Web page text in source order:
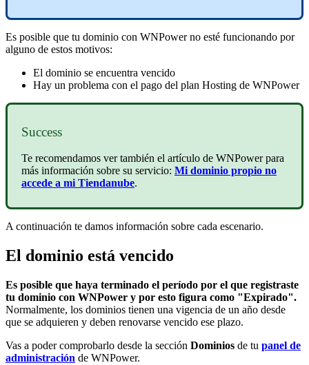
Es posible que tu dominio con WNPower no esté funcionando por
alguno de estos motivos:
El dominio se encuentra vencido
Hay un problema con el pago del plan Hosting de WNPower
Success
Te recomendamos ver también el artículo de WNPower para
más información sobre su servicio: Mi dominio propio no
accede a mi Tiendanube.
A continuación te damos información sobre cada escenario.
El dominio está vencido
Es posible que haya terminado el período por el que registraste
tu dominio con WNPower y por esto figura como "Expirado".
Normalmente, los dominios tienen una vigencia de un año desde
que se adquieren y deben renovarse vencido ese plazo.
Vas a poder comprobarlo desde la sección Dominios de tu panel de
administración de WNPower.